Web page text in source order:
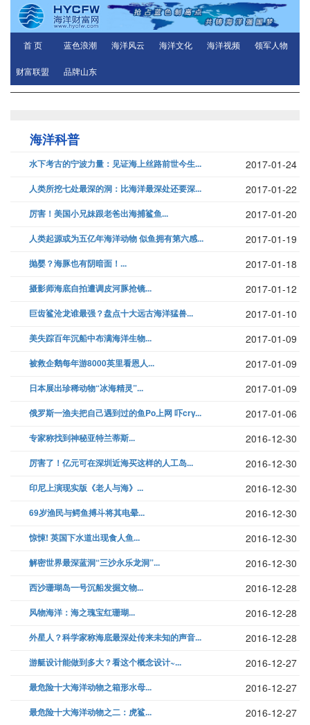
首 页 蓝色浪潮 海洋风云 海洋文化 海洋视频 领军人物
财富联盟 品牌山东
海洋科普
水下考古的宁波力量：见证海上丝路前世今生... 2017-01-24
人类所挖七处最深的洞：比海洋最深处还要深... 2017-01-22
厉害！美国小兄妹跟老爸出海捕鲨鱼... 2017-01-20
人类起源或为五亿年海洋动物 似鱼拥有第六感... 2017-01-19
抛婴？海豚也有阴暗面！... 2017-01-18
摄影师海底自拍遭调皮河豚抢镜... 2017-01-12
巨齿鲨沧龙谁最强？盘点十大远古海洋猛兽... 2017-01-10
美失踪百年沉船中布满海洋生物... 2017-01-09
被救企鹅每年游8000英里看恩人... 2017-01-09
日本展出珍稀动物“冰海精灵”... 2017-01-09
俄罗斯一渔夫把自己遇到过的鱼Po上网 吓cry... 2017-01-06
专家称找到神秘亚特兰蒂斯... 2016-12-30
厉害了！亿元可在深圳近海买这样的人工岛... 2016-12-30
印尼上演现实版《老人与海》... 2016-12-30
69岁渔民与鳄鱼搏斗将其电晕... 2016-12-30
惊悚! 英国下水道出现食人鱼... 2016-12-30
解密世界最深蓝洞“三沙永乐龙洞”... 2016-12-30
西沙珊瑚岛一号沉船发掘文物... 2016-12-28
风物海洋：海之瑰宝红珊瑚... 2016-12-28
外星人？科学家称海底最深处传来未知的声音... 2016-12-28
游艇设计能做到多大？看这个概念设计~... 2016-12-27
最危险十大海洋动物之箱形水母... 2016-12-27
最危险十大海洋动物之二：虎鲨... 2016-12-27